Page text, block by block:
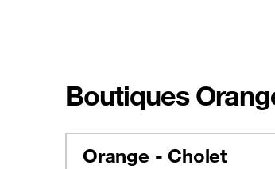
Boutiques
Orange - Cholet